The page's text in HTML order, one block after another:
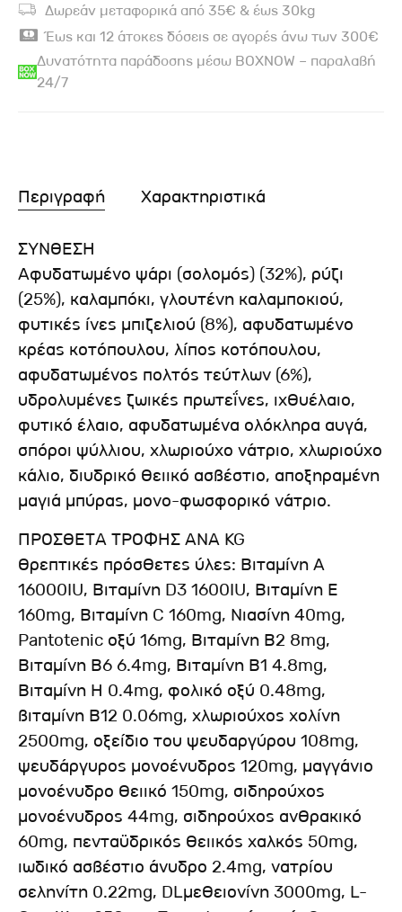
Δωρεάν μεταφορικά από 35€ & έως 30kg
Έως και 12 άτοκες δόσεις σε αγορές άνω των 300€
Δυνατότητα παράδοσης μέσω BOXNOW – παραλαβή
24/7
Περιγραφή Χαρακτηριστικά
ΣΥΝΘΕΣΗ
Aφυδατωμένο ψάρι (σολομός) (32%), ρύζι
(25%), καλαμπόκι, γλουτένη καλαμποκιού,
φυτικές ίνες μπιζελιού (8%), αφυδατωμένο
κρέας κοτόπουλου, λίπος κοτόπουλου,
αφυδατωμένος πολτός τεύτλων (6%),
υδρολυμένες ζωικές πρωτεΐνες, ιχθυέλαιο,
φυτικό έλαιο, αφυδατωμένα ολόκληρα αυγά,
σπόροι ψύλλιου, χλωριούχο νάτριο, χλωριούχο
κάλιο, διυδρικό θειικό ασβέστιο, αποξηραμένη
μαγιά μπύρας, μονο-φωσφορικό νάτριο.
ΠΡΟΣΘΕΤΑ ΤΡΟΦΗΣ ΑΝΑ KG
Θρεπτικές πρόσθετες ύλες: Βιταμίνη A
16000IU, Βιταμίνη D3 1600IU, Βιταμίνη Ε
160mg, Βιταμίνη C 160mg, Νιασίνη 40mg,
Pantotenic οξύ 16mg, Βιταμίνη Β2 8mg,
Βιταμίνη Β6 6.4mg, Βιταμίνη Β1 4.8mg,
Βιταμίνη H 0.4mg, φολικό οξύ 0.48mg,
βιταμίνη Β12 0.06mg, χλωριούχος χολίνη
2500mg, οξείδιο του ψευδαργύρου 108mg,
ψευδάργυρος μονοένυδρος 120mg, μαγγάνιο
μονοένυδρο θειικό 150mg, σιδηρούχος
μονοένυδρος 44mg, σιδηρούχος ανθρακικό
60mg, πενταϋδρικός θειικός χαλκός 50mg,
ιωδικό ασβέστιο άνυδρο 2.4mg, νατρίου
σεληνίτη 0.22mg, DLμεθειονίνη 3000mg, L-